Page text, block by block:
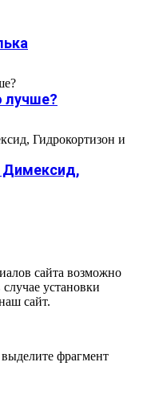
лучше?
Димексид,
сайта возможно
установки
сайт.
фрагмент